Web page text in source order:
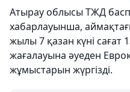
Атырау облысы ТЖД
хабарлауынша,
жылы 7 қазан күні сағат
жағалауына әуеден
жұмыстарын жүргізді.